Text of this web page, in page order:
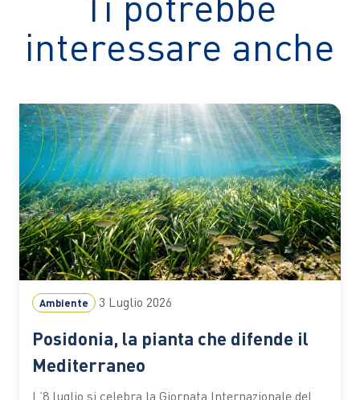
interessare anche
Ambiente 3 Luglio 2026
Posidonia, la pianta che difende il
Mediterraneo
L’8 luglio si celebra la Giornata Internazionale del